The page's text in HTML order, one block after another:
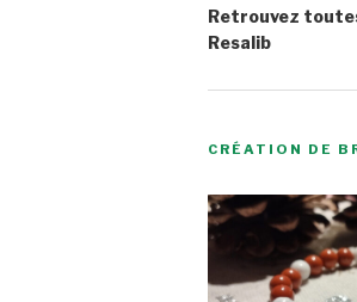
Retrouvez
Resalib
CRÉATION DE